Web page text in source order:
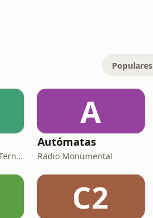
Populares
Doriam Díaz y Víctor Fernández G
A
Autómatas
Radio Monumental
C2